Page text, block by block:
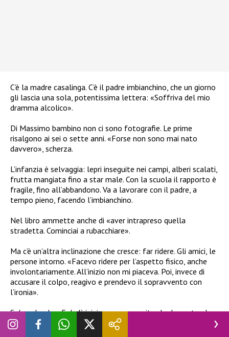
C’è la madre casalinga. C’è il padre imbianchino, che un giorno
gli lascia una sola, potentissima lettera: «Soffriva del mio
dramma alcolico».
Di Massimo bambino non ci sono fotografie. Le prime
risalgono ai sei o sette anni. «Forse non sono mai nato
davvero», scherza.
L’infanzia è selvaggia: lepri inseguite nei campi, alberi scalati,
frutta mangiata fino a star male. Con la scuola il rapporto è
fragile, fino all’abbandono. Va a lavorare con il padre, a
tempo pieno, facendo l’imbianchino.
Nel libro ammette anche di «aver intrapreso quella
stradetta. Cominciai a rubacchiare».
Ma c’è un’altra inclinazione che cresce: far ridere. Gli amici, le
persone intorno. «Facevo ridere per l’aspetto fisico, anche
involontariamente. All’inizio non mi piaceva. Poi, invece di
accusare il colpo, reagivo e prendevo il sopravvento con
l’ironia».
Sale sul palco. E da lì inizia una nuova vita che lo porta al
cinema, al successo, ai soldi.